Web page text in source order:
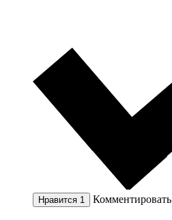
Нравится 1 Комментировать